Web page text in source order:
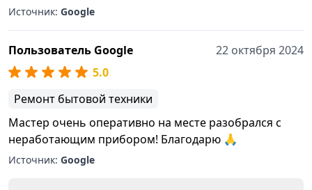
Источник: Google
Пользователь Google
22 октября 2024
5.0
Ремонт бытовой техники
Мастер очень оперативно на месте разобрался с
неработающим прибором! Благодарю 🙏
Источник: Google